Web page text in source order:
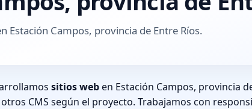
Estación Campos, provincia de Entre Ríos.
sitios weben Estación Campos, provincia
CMS según el proyecto. Trabajamos con